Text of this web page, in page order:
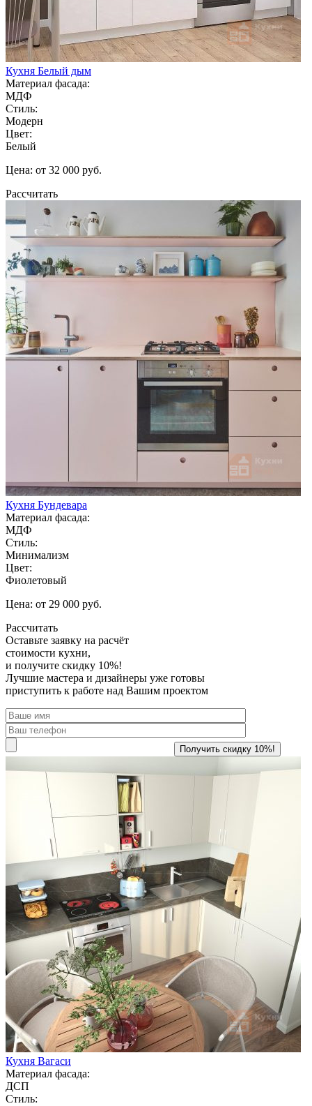
Кухня Белый дым
Материал фасада:
МДФ
Стиль:
Модерн
Цвет:
Белый
Цена: от 32 000 руб.
Рассчитать
Кухня Бундевара
Материал фасада:
МДФ
Стиль:
Минимализм
Цвет:
Фиолетовый
Цена: от 29 000 руб.
Рассчитать
Оставьте заявку на расчёт
стоимости кухни,
и получите скидку 10%!
Лучшие мастера и дизайнеры уже готовы
приступить к работе над Вашим проектом
Кухня Вагаси
Материал фасада:
ДСП
Стиль: